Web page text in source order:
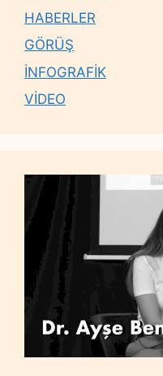
HABERLER
GÖRÜŞ
İNFOGRAFİK
VİDEO